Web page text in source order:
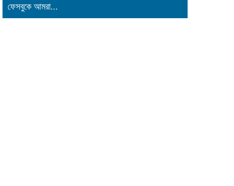
মাদকের বিরুদ্ধে সমন্বিত জাতীয়
ফেসবুকে আমরা...